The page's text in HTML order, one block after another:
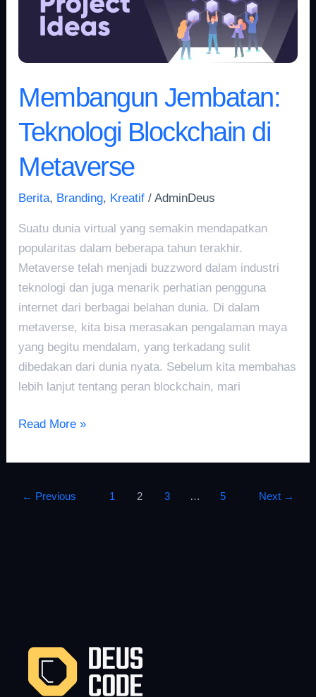
Membangun Jembatan:
Teknologi Blockchain di
Metaverse
Berita, Branding, Kreatif /AdminDeus
Suatu dunia virtual yang semakin mendapatkan
popularitas dalam beberapa tahun terakhir.
Metaverse telah menjadi buzzword dalam industri
teknologi dan juga menarik perhatian pengguna
internet dari berbagai belahan dunia. Di dalam
metaverse, kita bisa merasakan pengalaman maya
yang begitu mendalam, yang terkadang sulit
dibedakan dari dunia nyata. Sebelum kita membahas
lebih lanjut tentang peran blockchain, mari
Blockchain
Read More »
← Previous 1 2 3 … 5 Next →